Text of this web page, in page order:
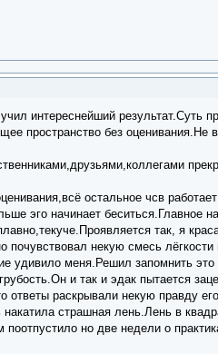
интереснейший
пространство без
на предмет
эго начинает беситься.Главное
так, я
почувствовал некую смесь
удивило меня.Решил запомнить
и так и эдак пытается
ответы раскрывали некую правду
страшная лень.Лень в
но две недели о